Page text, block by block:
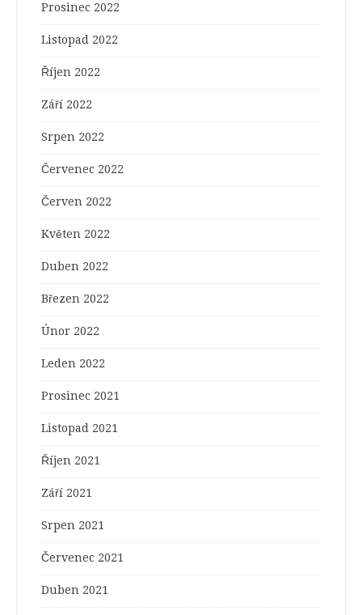
Prosinec 2022
Listopad 2022
Říjen 2022
Září 2022
Srpen 2022
Červenec 2022
Červen 2022
Květen 2022
Duben 2022
Březen 2022
Únor 2022
Leden 2022
Prosinec 2021
Listopad 2021
Říjen 2021
Září 2021
Srpen 2021
Červenec 2021
Duben 2021